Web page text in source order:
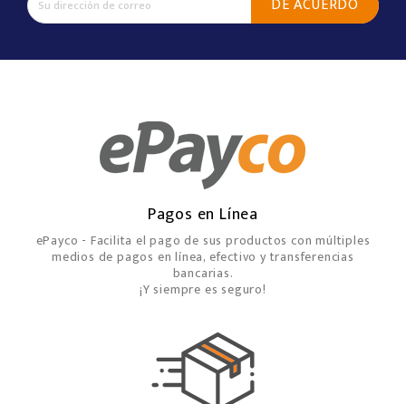
Pagos en Línea
ePayco - Facilita el pago de sus productos con múltiples
medios de pagos en línea, efectivo y transferencias
bancarias.
¡Y siempre es seguro!